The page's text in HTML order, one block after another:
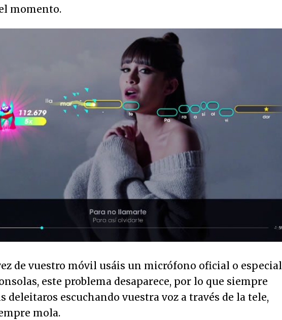
momento.
de vuestro móvil usáis un micrófono oficial o especial
este problema desaparece, por lo que siempre
deleitaros escuchando vuestra voz a través de la tele,
mola.